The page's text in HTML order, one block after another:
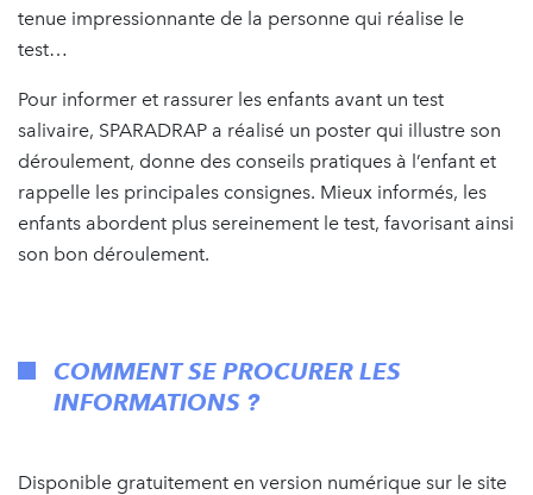
tenue impressionnante de la personne qui réalise le
test…
Pour informer et rassurer les enfants avant un test
salivaire, SPARADRAP a réalisé un poster qui illustre son
déroulement, donne des conseils pratiques à l’enfant et
rappelle les principales consignes. Mieux informés, les
enfants abordent plus sereinement le test, favorisant ainsi
son bon déroulement.
COMMENT SE PROCURER LES
INFORMATIONS ?
Disponible gratuitement en version numérique sur le site